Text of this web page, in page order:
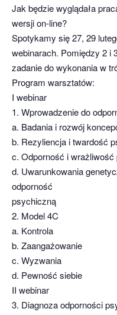
Jak będzie wyglądała
wersji on-line?
Spotykamy się 27, 29
webinarach. Pomiędzy 2 i
zadanie do wykonania w
Program warsztatów:
I webinar
1. Wprowadzenie do
a. Badania i rozwój
b. Rezyliencja i twardość
c. Odporność i
d. Uwarunkowania
odporność
psychiczną
2. Model 4C
a. Kontrola
b. Zaangażowanie
c. Wyzwania
d. Pewność siebie
II webinar
3. Diagnoza odporności